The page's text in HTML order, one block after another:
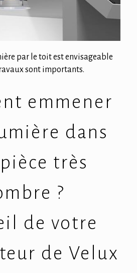
par le toit est envisageable
sont importants.
emmener
dans
très
?
de votre
de Velux